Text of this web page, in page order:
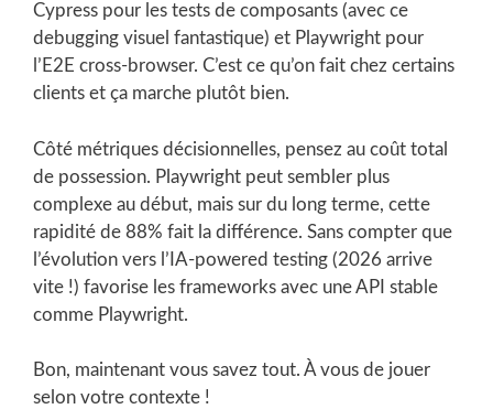
Cypress pour les tests de composants (avec ce
debugging visuel fantastique) et Playwright pour
l’E2E cross-browser. C’est ce qu’on fait chez certains
clients et ça marche plutôt bien.
Côté métriques décisionnelles, pensez au coût total
de possession. Playwright peut sembler plus
complexe au début, mais sur du long terme, cette
rapidité de 88% fait la différence. Sans compter que
l’évolution vers l’IA-powered testing (2026 arrive
vite !) favorise les frameworks avec une API stable
comme Playwright.
Bon, maintenant vous savez tout. À vous de jouer
selon votre contexte !